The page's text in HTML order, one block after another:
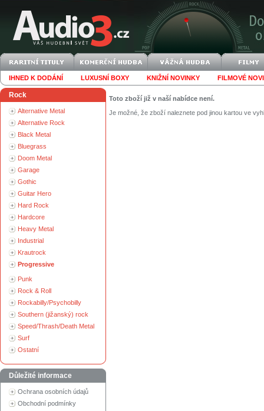
IHNED K DODÁNÍ LUXUSNÍ BOXY KNIŽNÍ NOVINKY FILMOVÉ
Rock
Alternative Metal
Alternative Rock
Black Metal
Bluegrass
Doom Metal
Garage
Gothic
Guitar Hero
Hard Rock
Hardcore
Heavy Metal
Industrial
Krautrock
Progressive
Punk
Rock & Roll
Rockabilly/Psychobilly
Southern (jižanský) rock
Speed/Thrash/Death Metal
Surf
Ostatní
Důležité informace
Ochrana osobních údajů
Obchodní podmínky
Toto zboží již v naší nabídce není.
Je možné, že zboží naleznete pod jinou kartou ve